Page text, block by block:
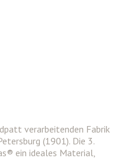
verarbeitenden Fabrik
(1901). Die 3.
ein ideales Material,